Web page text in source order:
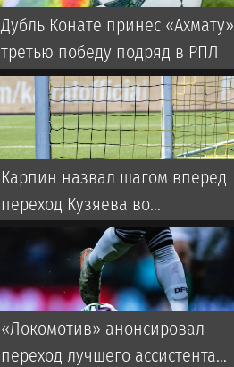
Дубль Конате принес «Ахмату»
третью победу подряд в РПЛ
Карпин назвал шагом вперед
переход Кузяева во
французский клуб
«Локомотив» анонсировал
переход лучшего ассистента